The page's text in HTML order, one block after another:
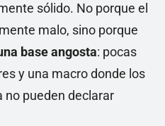
sólido. No porque el
malo, sino porque
base angosta: pocas
y una macro donde los
no pueden declarar